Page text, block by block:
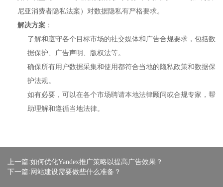
尼亚消费者隐私法案）对数据隐私有严格要求。
解决方案 ：
了解和遵守各个目标市场的社交媒体和广告合规要求，包括数
据保护、广告声明、版权法等。
确保所有用户数据采集和使用都符合当地的隐私政策和数据保
护法规。
如有必要，可以在各个市场聘请本地法律顾问或合规专家，帮
助理解和遵循当地法律。
上一篇:如何优化Yandex推广策略以提高广告效果？
下一篇:网站建设需要做些什么准备？